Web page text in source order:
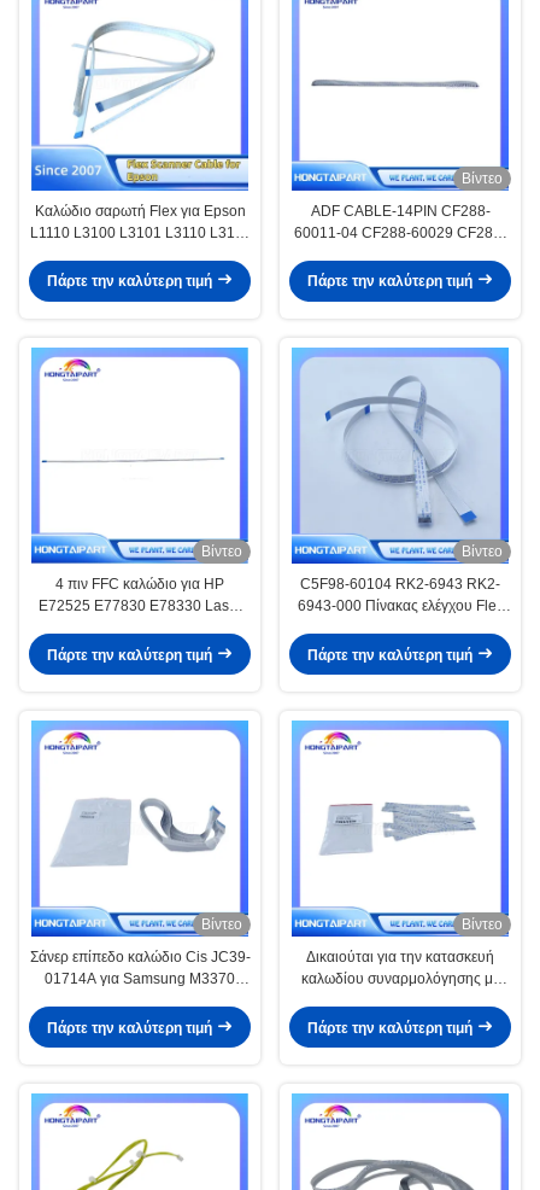
Καλώδιο σαρωτή Flex για Epson
L1110 L3100 L3101 L3110 L3115
L3160 L5190 Ανταλλακτικά
Hongtaipart
Πάρτε την καλύτερη τιμή
Βίντεο
ADF CABLE-14PIN CF288-
60011-04 CF288-60029 CF288-
M425 M426 M427 M401
Αυτοματοποιημένη γραμμή
Πάρτε την καλύτερη τιμή
Βίντεο
4 πιν FFC καλώδιο για HP
E72525 E77830 E78330 Laser
Πάρτε την καλύτερη τιμή
Βίντεο
C5F98-60104 RK2-6943 RK2-
6943-000 Πίνακας ελέγχου Flex
M427 M252 M274 M277
Εκτυπωτής Flex Flat F
Πάρτε την καλύτερη τιμή
Βίντεο
Σάνερ επίπεδο καλώδιο Cis JC39-
01714A για Samsung M3370
M4075 CLX 3300 3305FW SL
C410W C460FW C480W
Πάρτε την καλύτερη τιμή
Βίντεο
Δικαιούται για την κατασκευή
καλωδίου συναρμολόγησης με
6691-000 συμβατό με H P M201
M201n M201dw M202 M202n
Πάρτε την καλύτερη τιμή